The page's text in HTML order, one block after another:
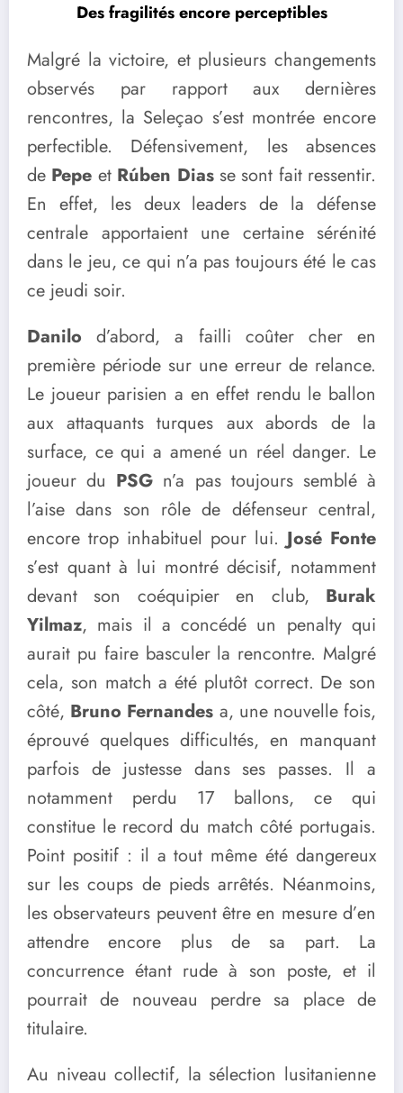
Des fragilités encore perceptibles
Malgré la victoire, et plusieurs changements
observés par rapport aux dernières
rencontres, la Seleçao s’est montrée encore
perfectible. Défensivement, les absences
de Pepe et Rúben Diasse sont fait ressentir.
En effet, les deux leaders de la défense
centrale apportaient une certaine sérénité
dans le jeu, ce qui n’a pas toujours été le cas
ce jeudi soir.
Danilo d’abord, a failli coûter cher en
première période sur une erreur de relance.
Le joueur parisien a en effet rendu le ballon
aux attaquants turques aux abords de la
surface, ce qui a amené un réel danger. Le
joueur du PSG n’a pas toujours semblé à
l’aise dans son rôle de défenseur central,
encore trop inhabituel pour lui.José Fonte
s’est quant à lui montré décisif, notamment
devant son coéquipier en club, Burak
Yilmaz, mais il a concédé un penalty qui
aurait pu faire basculer la rencontre. Malgré
cela, son match a été plutôt correct. De son
côté, Bruno Fernandes a, une nouvelle fois,
éprouvé quelques difficultés, en manquant
parfois de justesse dans ses passes. Il a
notamment perdu 17 ballons, ce qui
constitue le record du match côté portugais.
Point positif : il a tout même été dangereux
sur les coups de pieds arrêtés. Néanmoins,
les observateurs peuvent être en mesure d’en
attendre encore plus de sa part. La
concurrence étant rude à son poste, et il
pourrait de nouveau perdre sa place de
titulaire.
Au niveau collectif, la sélection lusitanienne